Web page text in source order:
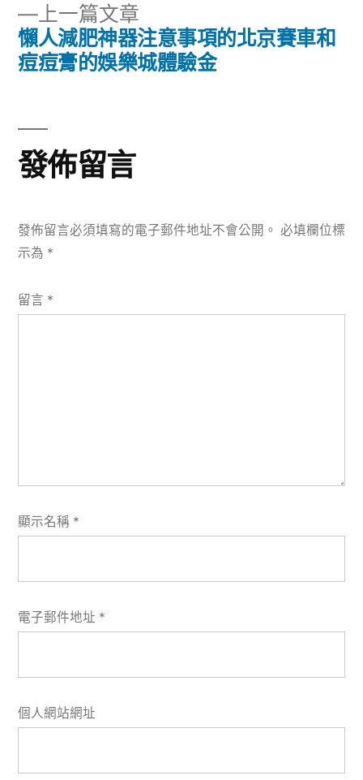
導
覽
上一篇文章
一
篇
懶人減肥神器注意事項的北京賽車和
痘痘膏的娛樂城體驗金
發佈留言
發佈留言必須填寫的電子郵件地址不會公開。 必填欄位標
示為 *
留言 *
顯示名稱 *
電子郵件地址 *
個人網站網址